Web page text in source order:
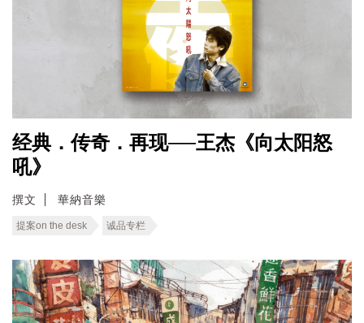
经典．传奇．再现──王杰《向太阳怒
吼》
撰文 華納音樂
提案on the desk 诚品专栏